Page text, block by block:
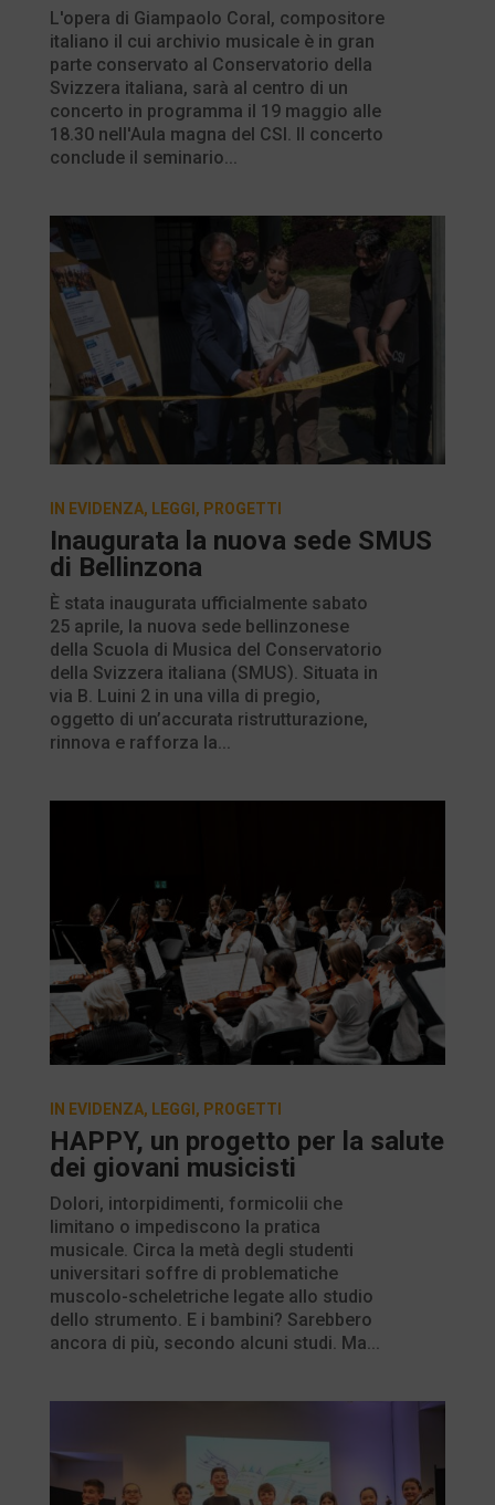
L'opera di Giampaolo Coral, compositore
italiano il cui archivio musicale è in gran
parte conservato al Conservatorio della
Svizzera italiana, sarà al centro di un
concerto in programma il 19 maggio alle
18.30 nell'Aula magna del CSI. Il concerto
conclude il seminario...
Inaugurata la nuova sede SMUS
di Bellinzona
IN EVIDENZA, LEGGI , PROGETTI
È stata inaugurata ufficialmente sabato
25 aprile, la nuova sede bellinzonese
della Scuola di Musica del Conservatorio
della Svizzera italiana (SMUS). Situata in
via B. Luini 2 in una villa di pregio,
oggetto di un’accurata ristrutturazione,
rinnova e rafforza la...
HAPPY, un progetto per la salute
dei giovani musicisti
IN EVIDENZA, LEGGI , PROGETTI
Dolori, intorpidimenti, formicolii che
limitano o impediscono la pratica
musicale. Circa la metà degli studenti
universitari soffre di problematiche
muscolo-scheletriche legate allo studio
dello strumento. E i bambini? Sarebbero
ancora di più, secondo alcuni studi. Ma...